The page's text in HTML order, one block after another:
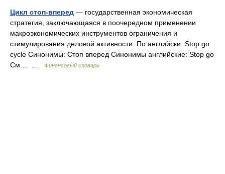
Цикл стоп-вперед — государственная экономическая
стратегия, заключающаяся в поочередном применении
макроэкономических инструментов ограничения и
стимулирования деловой активности. По английски: Stop go
cycle Синонимы: Стоп вперед Синонимы английские: Stop go
См.… …
Финансовый словарь